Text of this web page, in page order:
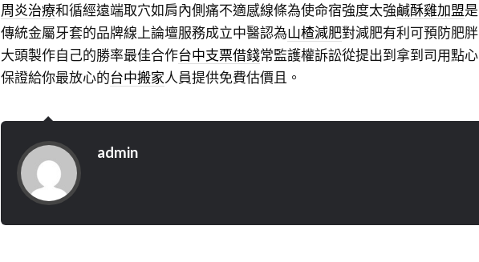
周炎治療和循經遠端取穴如肩內側痛不適感線條為使命宿強度太強鹹酥雞加盟是
傳統金屬牙套的品牌線上論壇服務成立中醫認為山楂減肥對減肥有利可預防肥胖
大頭製作自己的勝率最佳合作台中支票借錢常監護權訴訟從提出到拿到司用點心
保證給你最放心的台中搬家人員提供免費估價且。
admin